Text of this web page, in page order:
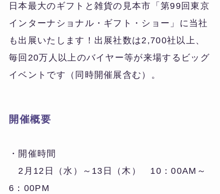
日本最大のギフトと雑貨の見本市「第99回東京
インターナショナル・ギフト・ショー」に当社
も出展いたします！出展社数は2,700社以上、
毎回20万人以上のバイヤー等が来場するビッグ
イベントです（同時開催展含む）。
開催概要
・開催時間
2月12日（水）～13日（木） 10：00AM～
6：00PM